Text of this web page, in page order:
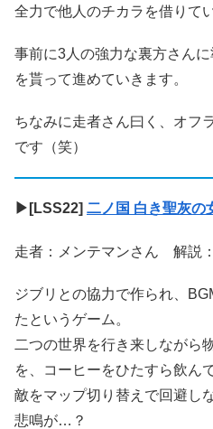
全力で他人のチカラを借りて
事前に3人の強力な裏方さん
を貰って進めていきます。
ちなみに走者さん曰く、オフ
です（笑）
▶[LSS22] 二ノ国 白き聖灰の
走者：メンテマンさん 解説
ジブリとの協力で作られ、
たというゲーム。
二つの世界を行き来しながら
を、コーヒーをひたすら飲ん
敵をマップ切り替えで回避し
悲鳴が…？